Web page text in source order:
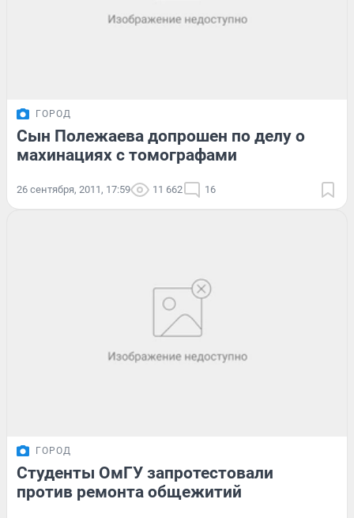
ГОРОД
Сын Полежаева допрошен по делу о
махинациях с томографами
26 сентября, 2011, 17:59 11 662 16
ГОРОД
Студенты ОмГУ запротестовали
против ремонта общежитий